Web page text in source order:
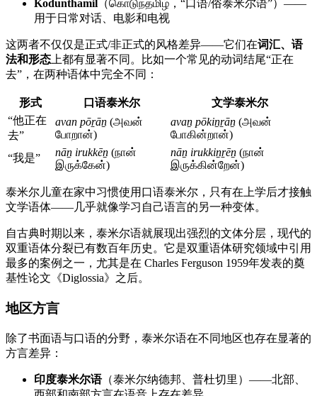
Kodunthamil （கொடுந்தமிழ்，“口语/俗泰米尔语”）——
用于日常对话、电影和电视
这两者不仅仅是正式/非正式的风格差异——它们在词汇、语
法和形态 上都有显著不同。比如一个常见的动词结尾“正在
去”，在两种语体中完全不同：
形式 口语泰米尔
文学泰米尔
“他正在
去”
avan pōṟāṉ (அவன்
போறான்)
avaṉ pōkiṉṟāṉ (அவன்
போகின்றான்)
“我是”
nāṉ irukkēṉ (நான்
இருக்கேன்)
nāṉ irukkiṉṟēṉ (நான்
இருக்கின்றேன்)
泰米尔儿童在家中习惯使用口语泰米尔，只有在上学后才接触
文学语体——几乎就像学习自己语言的另一种变体。
自古典时期以来，泰米尔语就展现出强烈的文体分层，现代的
双重语体分裂已有数百年历史。它是双重语体研究领域中引用
最多的案例之一，尤其是在 Charles Ferguson 1959年发表的奠
基性论文《Diglossia》之后。
地区方言
除了书面语与口语的分野，泰米尔语在不同地区也存在显著的
方言差异：
印度泰米尔语（泰米尔纳德邦、普杜切里）——北部、